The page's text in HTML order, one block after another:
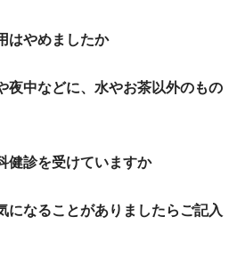
はやめましたか
夜中などに、水やお茶以外のもの
健診を受けていますか
になることがありましたらご記入